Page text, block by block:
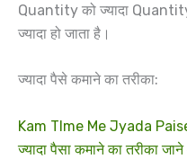
Quantity को ज्यादा
ज्यादा हो जाता है।
ज्यादा पैसे कमाने का तरीका:
Kam TIme Me Jyada
ज्यादा पैसा कमाने का तरीका